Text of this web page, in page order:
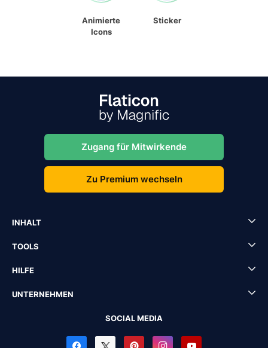
Animierte
Icons
Sticker
Zugang für Mitwirkende
Zu Premium wechseln
INHALT
TOOLS
HILFE
UNTERNEHMEN
SOCIAL MEDIA